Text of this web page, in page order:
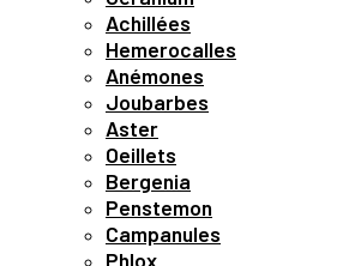
Achillées
Hemerocalles
Anémones
Joubarbes
Aster
Oeillets
Bergenia
Penstemon
Campanules
Phlox